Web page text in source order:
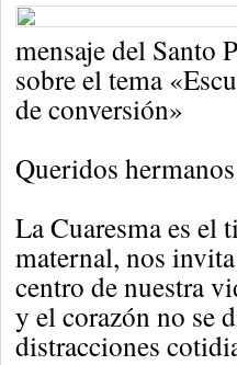
mensaje del Santo
sobre el tema
de conversión»
Queridos
La Cuaresma es el
maternal, nos
centro de nuestra
y el corazón no se
distracciones